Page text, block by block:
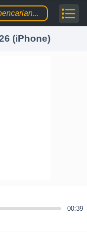
(iPhone)
00:39